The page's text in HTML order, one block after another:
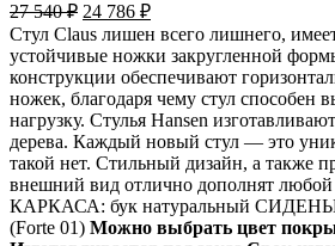
27 540₽ 24 786 ₽
Стул Claus лишен всего лишнего,
устойчивые ножки закругленной
конструкции обеспечивают
ножек, благодаря чему стул способен
нагрузку. Стулья Hansen
дерева. Каждый новый стул — это
такой нет. Стильный дизайн, а также
внешний вид отлично дополнят
КАРКАСА: бук натуральный
(Forte 01) Можно выбрать цвет